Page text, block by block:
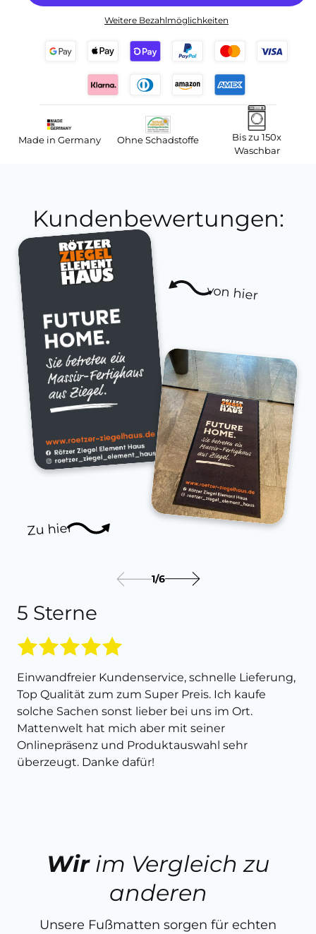
Weitere Bezahlmöglichkeiten
Made in Germany Ohne Schadstoffe
Bis zu 150x
Waschbar
Kundenbewertungen:
Zu hier
von hier
5 Sterne
Einwandfreier Kundenservice, schnelle Lieferung,
Top Qualität zum zum Super Preis. Ich kaufe
solche Sachen sonst lieber bei uns im Ort.
Mattenwelt hat mich aber mit seiner
Onlinepräsenz und Produktauswahl sehr
überzeugt. Danke dafür!
1/6
Wirim Vergleich zu
anderen
Unsere Fußmatten sorgen für echten